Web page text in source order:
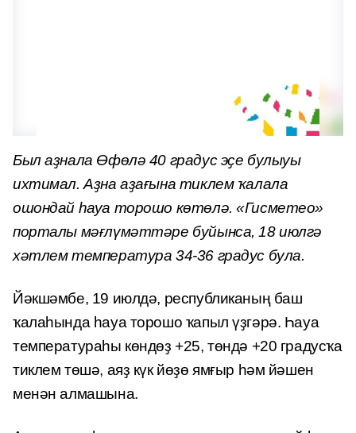
Был аҙнала Өфөлә 40 градус эҫе булыуы
ихтимал. Аҙна аҙағына тиклем ҡалала
ошондай һауа торошо көтөлә. «Гисметео»
порталы мәғлүмәттәре буйынса, 18 июлгә
хәтлем температура 34-36 градус була.
Йәкшәмбе, 19 июлдә, республиканың баш
ҡалаһында һауа торошо ҡапыл үҙгәрә. Һауа
температураһы көндөҙ +25, төндә +20 градусҡа
тиклем төшә, аяҙ күк йөҙө ямғыр һәм йәшен
менән алмашына.